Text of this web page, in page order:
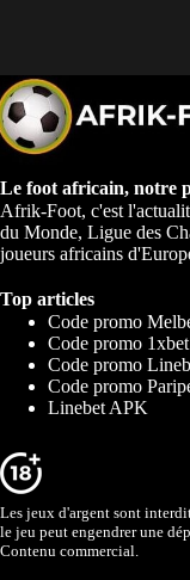
Le foot africain, notre
Afrik-Foot, c'est
du Monde, Ligue des
joueurs africains
Top articles
Code promo
Code promo 1xbet
Code promo
Code promo
Linebet APK
Les jeux d'argent sont
le jeu peut engendrer une
Contenu commercial.